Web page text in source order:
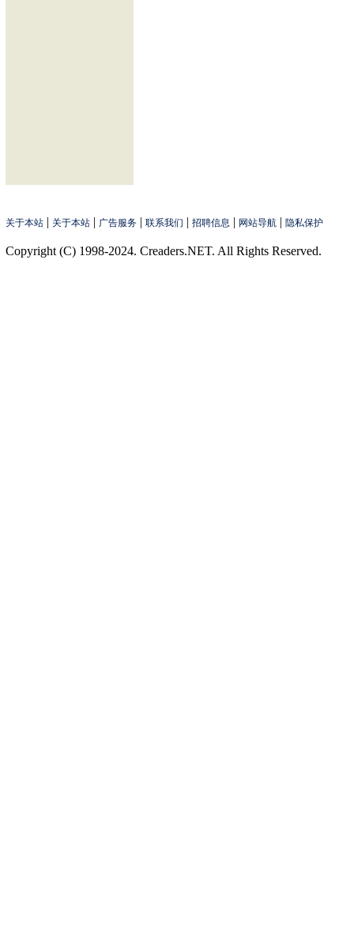
关于本站 | 关于本站 | 广告服务 | 联系我们 | 招聘信息 | 网站导航 | 隐私保护
Copyright (C) 1998-2024. Creaders.NET. All Rights Reserved.